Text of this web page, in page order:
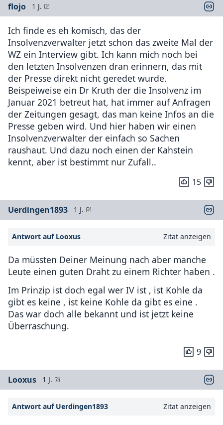
flojo 1 J.
Ich finde es eh komisch, das der
Insolvenzverwalter jetzt schon das zweite Mal der
WZ ein Interview gibt. Ich kann mich noch bei
den letzten Insolvenzen dran erinnern, das mit
der Presse direkt nicht geredet wurde.
Beispeiweise ein Dr Kruth der die Insolvenz im
Januar 2021 betreut hat, hat immer auf Anfragen
der Zeitungen gesagt, das man keine Infos an die
Presse geben wird. Und hier haben wir einen
Insolvenzverwalter der einfach so Sachen
raushaut. Und dazu noch einen der Kahstein
kennt, aber ist bestimmt nur Zufall..
15
Uerdingen1893 1 J.
Antwort auf Looxus Zitat anzeigen
Da müssten Deiner Meinung nach aber manche
Leute einen guten Draht zu einem Richter haben .
Im Prinzip ist doch egal wer IV ist , ist Kohle da
gibt es keine , ist keine Kohle da gibt es eine .
Das war doch alle bekannt und ist jetzt keine
Überraschung.
9
Looxus 1 J.
Antwort auf Uerdingen1893 Zitat anzeigen